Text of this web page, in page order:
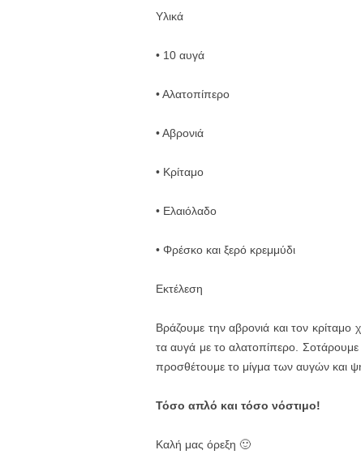
Υλικά
• 10 αυγά
• Αλατοπίπερο
• Αβρονιά
• Κρίταμο
• Ελαιόλαδο
• Φρέσκο και ξερό κρεμμύδι
Εκτέλεση
Βράζουμε την αβρονιά και τον
τα αυγά με το αλατοπίπερο. Σοτάρουμε
προσθέτουμε το μίγμα των αυγών και
Τόσο απλό και τόσο νόστιμο!
Καλή μας όρεξη 🙂